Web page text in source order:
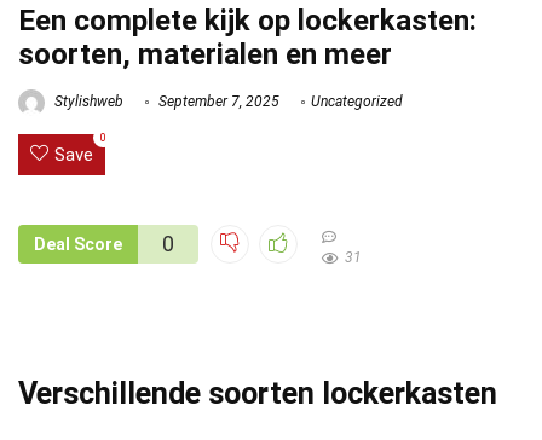
Een complete kijk op lockerkasten:
soorten, materialen en meer
Stylishweb September 7, 2025 Uncategorized
Save
0
Deal Score 0
31
Verschillende soorten lockerkasten